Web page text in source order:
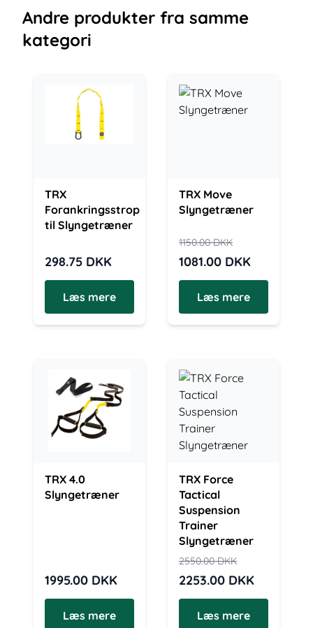
Andre produkter fra samme
kategori
TRX
Forankringsstrop
til Slyngetræner
298.75 DKK
Læs mere
TRX Move
Slyngetræner
1150.00DKK
1081.00 DKK
Læs mere
TRX 4.0
Slyngetræner
1995.00 DKK
Læs mere
TRX Force
Tactical
Suspension
Trainer
Slyngetræner
2550.00DKK
2253.00 DKK
Læs mere